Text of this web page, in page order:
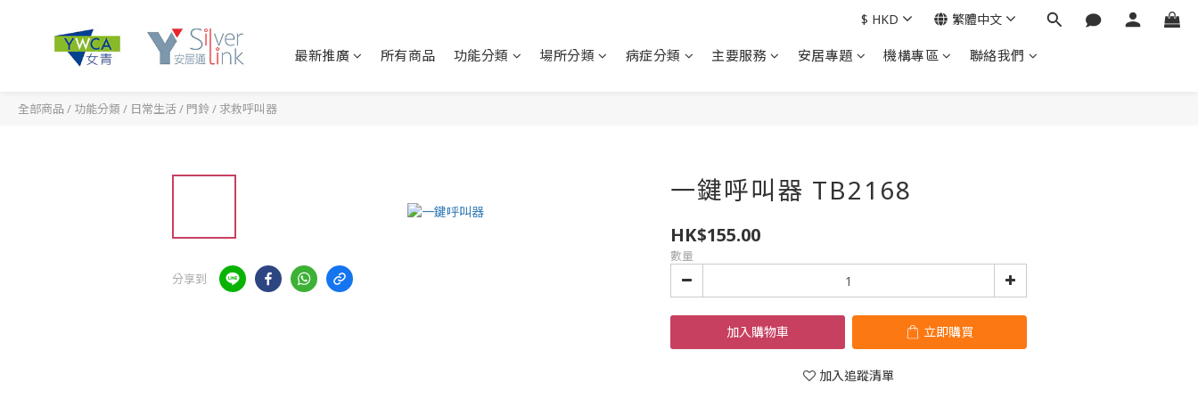
最新推廣 所有商品 功能分類 場所分類 病症分類 主要服務 安居專題 機構專區 聯絡我們
$ HKD 繁體中文
全部商品 / 功能分類 / 日常生活/ 門鈴 / 求救呼叫器
分享到
一鍵呼叫器 TB2168
HK$155.00
數量
加入購物車 立即購買
加入追蹤清單